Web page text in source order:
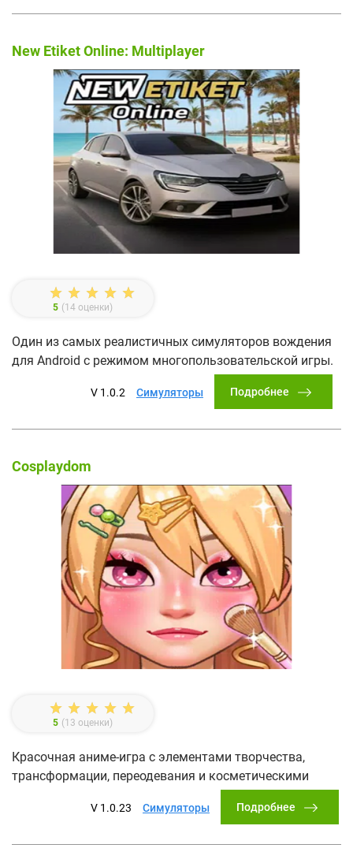
New Etiket Online: Multiplayer
5 (14 оценки)
Один из самых реалистичных симуляторов вождения
для Android с режимом многопользовательской игры.
V 1.0.2 Симуляторы Подробнее
Cosplaydom
5 (13 оценки)
Красочная аниме-игра с элементами творчества,
трансформации, переодевания и косметическими
V 1.0.23 Симуляторы Подробнее